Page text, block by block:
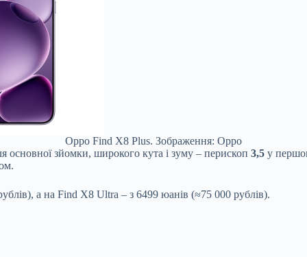
Oppo Find X8 Plus. Зображення: Oppo
зйомки, широкого кута і зуму – перископ 3,5 у
а на Find X8 Ultra – з 6499 юанів (≈75 000 рублів).